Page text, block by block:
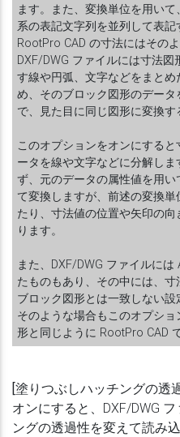
ます。また、変換単位を用い
系の表記文字列を並列して表記
RootPro CAD の寸法にはその
DXF/DWG ファイルには寸法
す線や円弧、文字などをまと
め、そのブロック図形のデー
で、見た目に同じ図形に変換す
このオプションをオンにする
ータを線や文字などに分解し
ず、元のデータの属性値を用
て変換しますが、前述の変換
たり、寸法値の位置や矢印の
ります。
また、DXF/DWG ファイルに
たものもあり、その中には、
ブロック図形とは一致しない設
そのような場合もこのオプシ
形と同じように RootPro CAD
[塗りつぶしハッチングの透
オンにすると、DXF/DWG
ングの透過性を変えて読み込